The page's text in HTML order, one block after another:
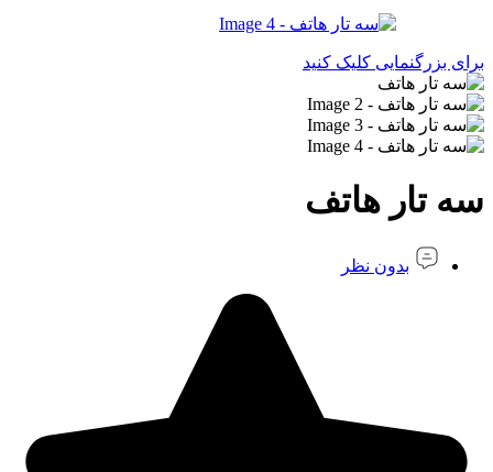
برای بزرگنمایی کلیک کنید
سه تار هاتف
بدون نظر